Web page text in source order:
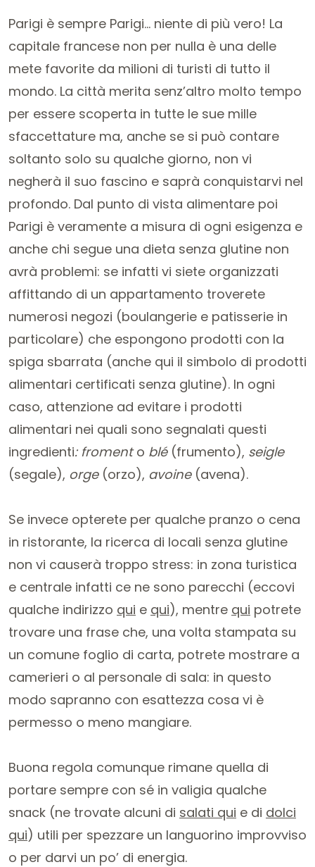
Parigi è sempre Parigi… niente di più vero! La
capitale francese non per nulla è una delle
mete favorite da milioni di turisti di tutto il
mondo. La città merita senz’altro molto tempo
per essere scoperta in tutte le sue mille
sfaccettature ma, anche se si può contare
soltanto solo su qualche giorno, non vi
negherà il suo fascino e saprà conquistarvi nel
profondo. Dal punto di vista alimentare poi
Parigi è veramente a misura di ogni esigenza e
anche chi segue una dieta senza glutine non
avrà problemi: se infatti vi siete organizzati
affittando di un appartamento troverete
numerosi negozi (boulangerie e patisserie in
particolare) che espongono prodotti con la
spiga sbarrata (anche qui il simbolo di prodotti
alimentari certificati senza glutine). In ogni
caso, attenzione ad evitare i prodotti
alimentari nei quali sono segnalati questi
ingredienti: fromento blé(frumento), seigle
(segale), orge (orzo), avoine(avena).
Se invece opterete per qualche pranzo o cena
in ristorante, la ricerca di locali senza glutine
non vi causerà troppo stress: in zona turistica
e centrale infatti ce ne sono parecchi (eccovi
qualche indirizzo qui e qui), mentre qui potrete
trovare una frase che, una volta stampata su
un comune foglio di carta, potrete mostrare a
camerieri o al personale di sala: in questo
modo sapranno con esattezza cosa vi è
permesso o meno mangiare.
Buona regola comunque rimane quella di
portare sempre con sé in valigia qualche
snack (ne trovate alcuni di salati qui e di dolci
qui) utili per spezzare un languorino improvviso
o per darvi un po’ di energia.